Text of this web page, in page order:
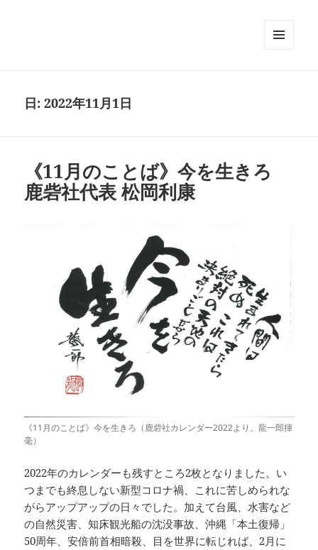
日:2022年11月1日
《11月のことば》今を生きろ
鹿砦社代表 松岡利康
《11月のことば》今を生きろ（鹿砦社カレンダー2022より。龍一郎揮
毫）
2022年のカレンダーも残すところ2枚となりました。い
つまでも終息しない新型コロナ禍、これに苦しめられな
がらアップアップの日々でした。加えて台風、水害など
の自然災害、知床観光船の沈没事故、沖縄「本土復帰」
50周年、安倍前首相暗殺、目を世界に転じれば、2月に